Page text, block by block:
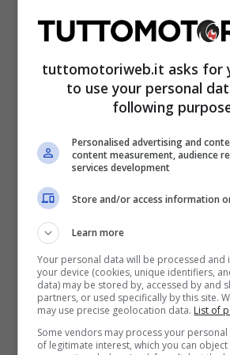
questo fine settimana in
Cours ha ottenuto ottimi
Kawasaki. Otto vittorie e tre
dal 2015 a oggi.
Razgatlioglu
tuttomotoriweb.it asks for
to use your personal
following
Personalised advertising and
content measurement, audience
services development
Store and/or access information
Learn more
Your personal data will be processed
your device (cookies, unique identifiers,
data) may be stored by, accessed by and
partners, or used specifically by this site.
may use precise geolocation data. List of
Some vendors may process your
of legitimate interest, which you can